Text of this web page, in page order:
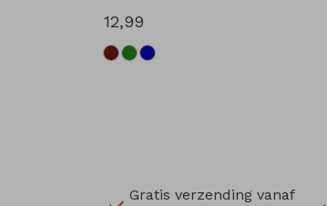
12,99
Gratis verzending vanaf